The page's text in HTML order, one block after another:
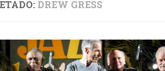
DREW GRESS